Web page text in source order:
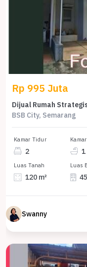
Rp 995 Juta
Dijual Rumah
BSB City, Semarang
Kamar Tidur
2 1
Luas Tanah
120 m²
Luas
Swanny